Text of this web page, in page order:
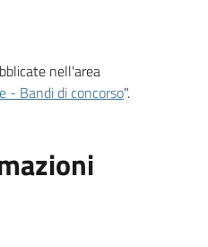
nell'area
- Bandi di concorso".